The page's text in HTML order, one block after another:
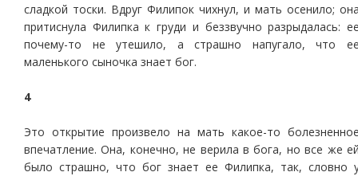
сладкой тоски. Вдруг Филипок чихнул, и мать осенило;
притиснула Филипка к груди и беззвучно разрыдалась:
почему-то не утешило, а страшно напугало, что
маленького сыночка знает бог.
4
Это открытие произвело на мать какое-то
впечатление. Она, конечно, не верила в бога, но все же
было страшно, что бог знает ее Филипка, так, словно